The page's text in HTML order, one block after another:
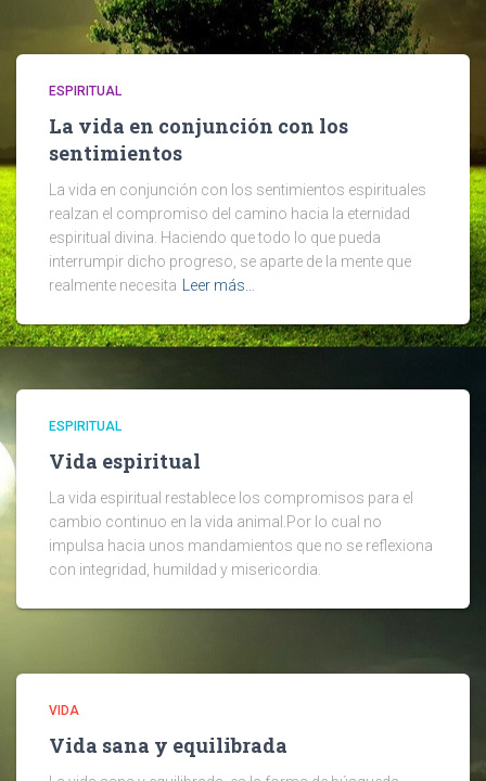
ESPIRITUAL
La vida en conjunción con los
sentimientos
La vida en conjunción con los sentimientos espirituales
realzan el compromiso del camino hacia la eternidad
espiritual divina. Haciendo que todo lo que pueda
interrumpir dicho progreso, se aparte de la mente que
realmente necesita
Leer más…
ESPIRITUAL
Vida espiritual
La vida espiritual restablece los compromisos para el
cambio continuo en la vida animal.Por lo cual no
impulsa hacia unos mandamientos que no se reflexiona
con integridad, humildad y misericordia.
VIDA
Vida sana y equilibrada